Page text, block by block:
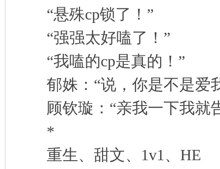
“悬殊cp锁了！”
“强强太好嗑了！”
“我嗑的cp是真的！”
郁姝：“说，你是不是爱
顾钦璇：“亲我一下我就
*
重生、甜文、1v1、HE